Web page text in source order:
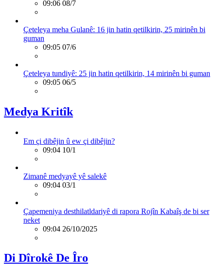
09:06 08/7
Çeteleya meha Gulanê: 16 jin hatin qetilkirin, 25 mirinên bi
guman
09:05 07/6
Çeteleya tundiyê: 25 jin hatin qetilkirin, 14 mirinên bi guman
09:05 06/5
Medya Kritîk
Em çi dibêjin û ew çi dibêjin?
09:04 10/1
Zimanê medyayê yê salekê
09:04 03/1
Çapemeniya desthilatldariyê di rapora Rojîn Kabaîş de bi ser
neket
09:04 26/10/2025
Di Dîrokê De Îro